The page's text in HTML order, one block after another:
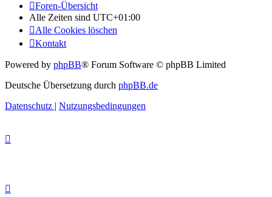
Foren-Übersicht
Alle Zeiten sind UTC+01:00
Alle Cookies löschen
Kontakt
Powered by phpBB® Forum Software © phpBB Limited
Deutsche Übersetzung durch phpBB.de
Datenschutz | Nutzungsbedingungen